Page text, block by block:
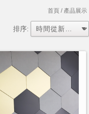
首頁/ 產品展示
排序: